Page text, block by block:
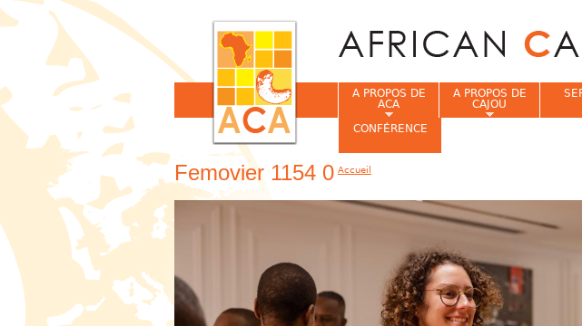
Femovier 1154 0
A PROPOS DE
ACA
A PROPOS DE
CAJOU
CONFÉRENCE
Accueil